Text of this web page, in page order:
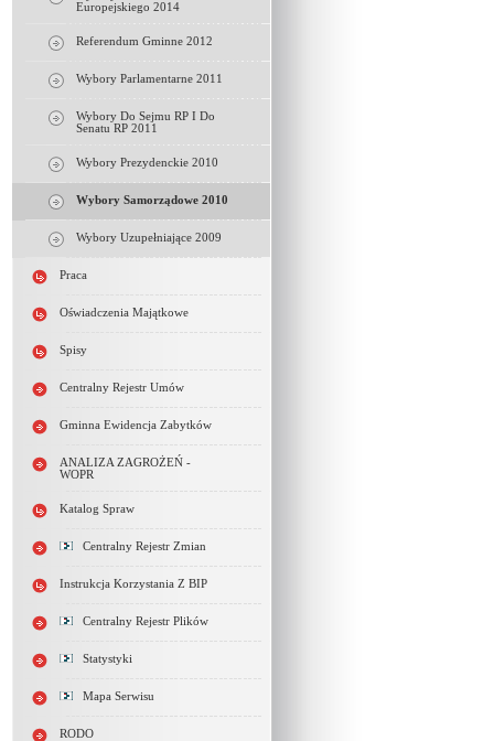
Europejskiego 2014
Referendum Gminne 2012
Wybory Parlamentarne 2011
Wybory Do Sejmu RP I Do
Senatu RP 2011
Wybory Prezydenckie 2010
Wybory Samorządowe 2010
Wybory Uzupełniające 2009
Praca
Oświadczenia Majątkowe
Spisy
Centralny Rejestr Umów
Gminna Ewidencja Zabytków
ANALIZA ZAGROŻEŃ -
WOPR
Katalog Spraw
Centralny Rejestr Zmian
Instrukcja Korzystania Z BIP
Centralny Rejestr Plików
Statystyki
Mapa Serwisu
RODO